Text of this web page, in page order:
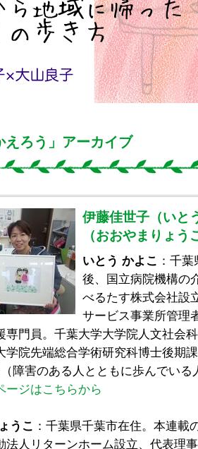
えろう」アーカイブ
伊藤佳世子（いと
（おおやまりょう
いとう かよこ ：千
後、国立病院機構の
べるたす株式会社設
サービス事業所管理
専門員。千葉大学大学院人文社会
学院先端総合学術研究科博士後期
障害のある人とともに歩んでい
ージはこちらから
うこ ：千葉県千葉市在住。本連載
法人リターンホーム設立、代表理